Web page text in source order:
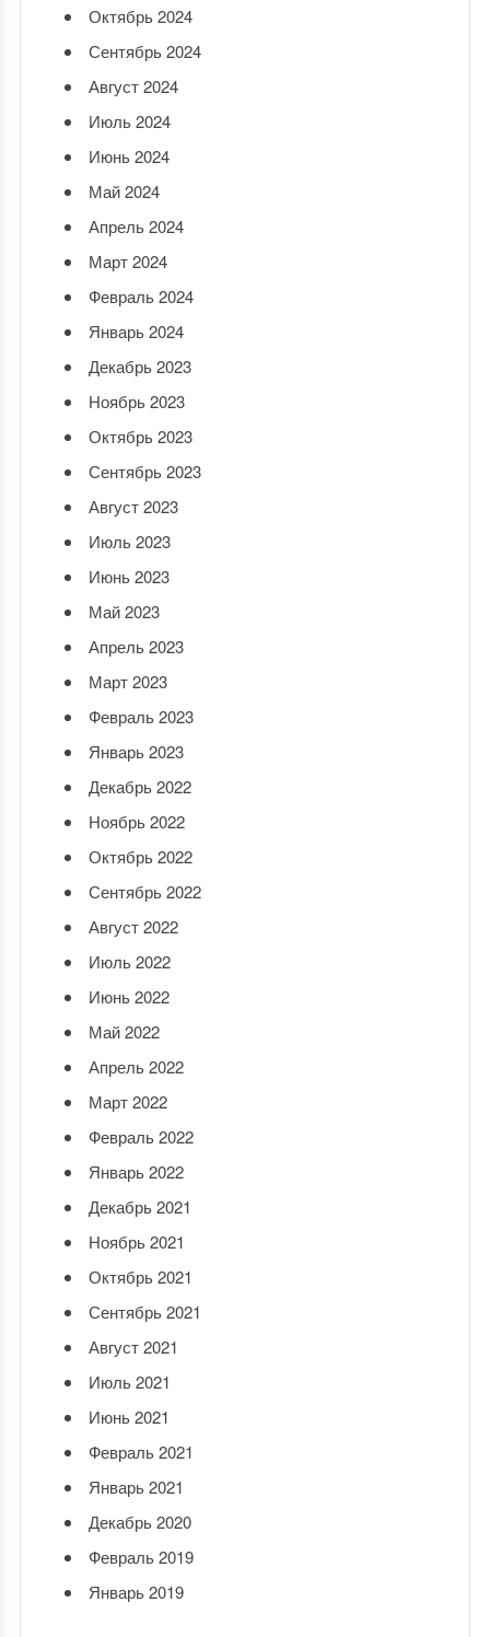
Октябрь 2024
Сентябрь 2024
Август 2024
Июль 2024
Июнь 2024
Май 2024
Апрель 2024
Март 2024
Февраль 2024
Январь 2024
Декабрь 2023
Ноябрь 2023
Октябрь 2023
Сентябрь 2023
Август 2023
Июль 2023
Июнь 2023
Май 2023
Апрель 2023
Март 2023
Февраль 2023
Январь 2023
Декабрь 2022
Ноябрь 2022
Октябрь 2022
Сентябрь 2022
Август 2022
Июль 2022
Июнь 2022
Май 2022
Апрель 2022
Март 2022
Февраль 2022
Январь 2022
Декабрь 2021
Ноябрь 2021
Октябрь 2021
Сентябрь 2021
Август 2021
Июль 2021
Июнь 2021
Февраль 2021
Январь 2021
Декабрь 2020
Февраль 2019
Январь 2019